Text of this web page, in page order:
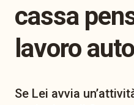
cassa
lavoro
Se Lei avvia